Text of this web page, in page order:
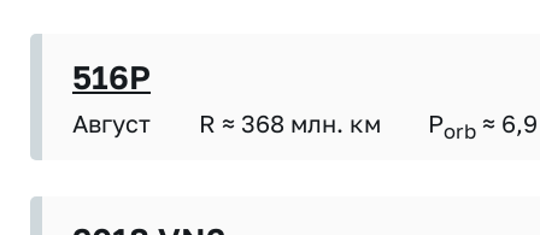
516P
Август R ≈ 368 млн. км Porb ≈ 6,9